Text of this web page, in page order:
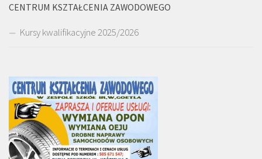
CENTRUM KSZTAŁCENIA ZAWODOWEGO
Kursy kwalifikacyjne 2025/2026